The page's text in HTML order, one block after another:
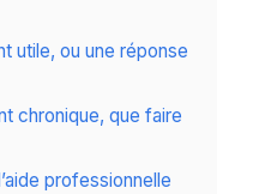
utile, ou une réponse
chronique, que faire
professionnelle